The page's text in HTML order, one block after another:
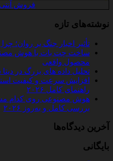
فروش
نوشته‌های تازه
تأثیر اخبار جنگ بر
محصول واقعی
تحلیل داده‌ های بزرگ در دیتا
افزایش سرعت و کیفیت
راهنمای کامل ۲۰۲۶
هوش مصنوعی روی کدام
بررسی کامل و به‌روز ۲۰۲۶
آخرین دیدگاه‌ها
بایگانی